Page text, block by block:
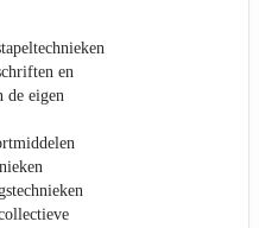
en
de eigen